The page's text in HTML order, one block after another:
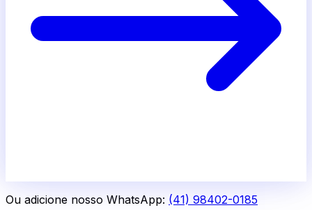
Ou adicione nosso WhatsApp: (41) 98402-0185